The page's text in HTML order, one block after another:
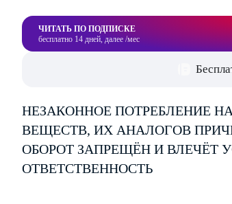
ЧИТАТЬ ПО ПОДПИСКЕ
бесплатно 14 дней, далее /мес
НЕЗАКОННОЕ ПОТРЕБЛЕНИЕ
ВЕЩЕСТВ, ИХ АНАЛОГОВ
ОБОРОТ ЗАПРЕЩЁН И ВЛЕЧЁТ
ОТВЕТСТВЕННОСТЬ